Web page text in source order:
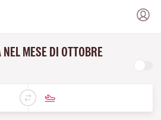
MESE DI OTTOBRE